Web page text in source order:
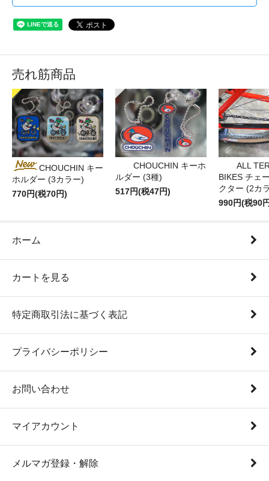
売れ筋商品
CHOUCHIN キー
ホルダー (3カラー)
770円(税70円)
CHOUCHIN キーホ
ルダー (3種)
517円(税47円)
ALL
BIKES チェ
クター (2カ
990円(税90
ホーム
カートを見る
特定商取引法に基づく表記
プライバシーポリシー
お問い合わせ
マイアカウント
メルマガ登録・解除